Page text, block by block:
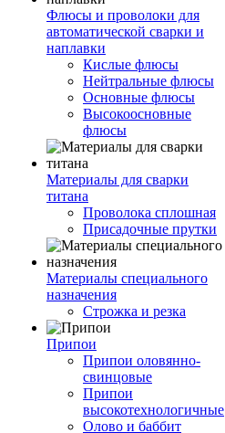
Флюсы и проволоки для
автоматической сварки и
наплавки
Кислые флюсы
Нейтральные флюсы
Основные флюсы
Высокоосновные
флюсы
Материалы для сварки
титана
Проволока сплошная
Присадочные прутки
Материалы специального
назначения
Строжка и резка
Припои
Припои оловянно-
свинцовые
Припои
высокотехнологичные
Олово и баббит